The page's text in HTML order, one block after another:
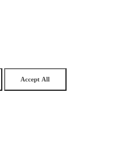
Accept All